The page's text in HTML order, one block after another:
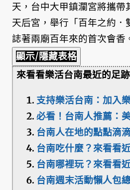
天，台中大甲鎮瀾宮將攜帶
天后宮，舉行「百年之約．
誌著兩廟百年來的首次會香
顯示/隱藏表格
來看看樂活台南最近的足跡
支持樂活台南：加入
必看！台南人推薦：
台南人在地的點點滴
台南吃什麼？來看看
台南哪裡玩？來看看
台南週末活動懶人包